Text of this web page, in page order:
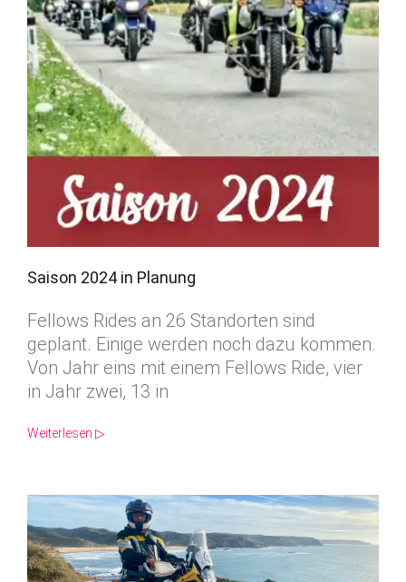
Saison 2024 in Planung
Fellows Rides an 26 Standorten sind
geplant. Einige werden noch dazu kommen.
Von Jahr eins mit einem Fellows Ride, vier
in Jahr zwei, 13 in
Weiterlesen ▷